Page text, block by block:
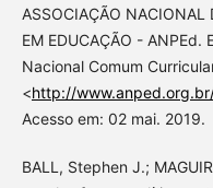
ASSOCIAÇÃO NACIONAL
EM EDUCAÇÃO -
Nacional Comum
<http://
Acesso em: 02 mai. 2019.
BALL, Stephen J.;